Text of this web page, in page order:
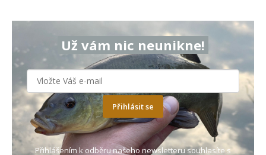
Už vám nic neunikne!
Přihlásit se
Přihlášením k odběru našeho newsletteru souhlasíte s